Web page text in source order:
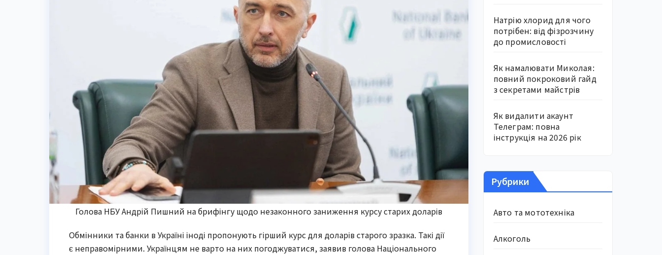
Голова НБУ Андрій Пишний на брифінгу щодо незаконного заниження курсу старих доларів
Обмінники та банки в Україні іноді пропонують гірший курс для доларів старого зразка. Такі дії
є неправомірними. Українцям не варто на них погоджуватися, заявив голова Національного
Натрію хлорид для чого
потрібен: від фізрозчину
до промисловості
Як намалювати Миколая:
повний покроковий гайд
з секретами майстрів
Як видалити акаунт
Телеграм: повна
інструкція на 2026 рік
Рубрики
Авто та мототехніка
Алкоголь